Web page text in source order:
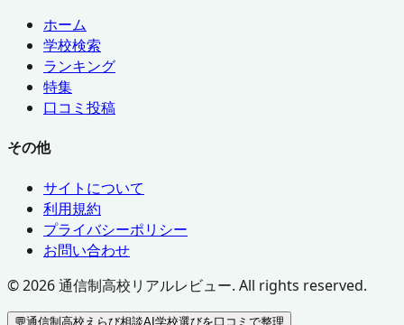
ホーム
学校検索
ランキング
特集
口コミ投稿
その他
サイトについて
利用規約
プライバシーポリシー
お問い合わせ
©2026通信制高校リアルレビュー. All rights reserved.
💬通信制高校えらび相談AI学校選びを口コミで整理